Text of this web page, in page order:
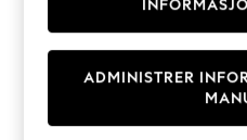
Dresses
Sets & Outfits
T-Shirts
ADMINISTRER